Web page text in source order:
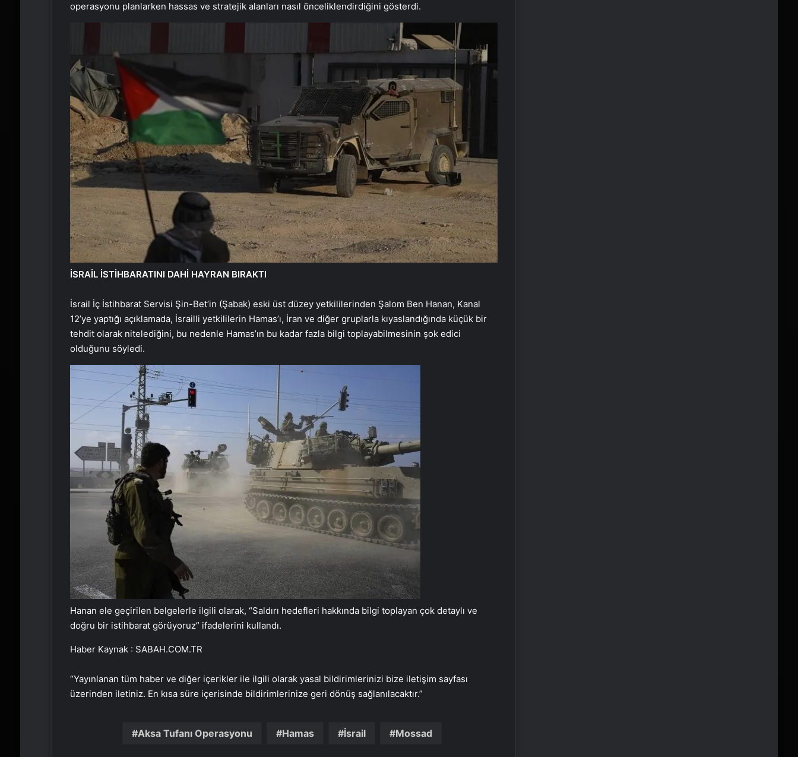
operasyonu planlarken hassas ve stratejik alanları nasıl önceliklendirdiğini gösterdi.
İSRAİL İSTİHBARATINI DAHİ HAYRAN BIRAKTI
İsrail İç İstihbarat Servisi Şin-Bet’in (Şabak) eski üst düzey yetkililerinden Şalom Ben Hanan, Kanal
12’ye yaptığı açıklamada, İsrailli yetkililerin Hamas’ı, İran ve diğer gruplarla kıyaslandığında küçük bir
tehdit olarak nitelediğini, bu nedenle Hamas’ın bu kadar fazla bilgi toplayabilmesinin şok edici
olduğunu söyledi.
Hanan ele geçirilen belgelerle ilgili olarak, “Saldırı hedefleri hakkında bilgi toplayan çok detaylı ve
doğru bir istihbarat görüyoruz” ifadelerini kullandı.
Haber Kaynak : SABAH.COM.TR
“Yayınlanan tüm haber ve diğer içerikler ile ilgili olarak yasal bildirimlerinizi bize iletişim sayfası
üzerinden iletiniz. En kısa süre içerisinde bildirimlerinize geri dönüş sağlanılacaktır.”
Aksa Tufanı Operasyonu Hamas İsrail Mossad
Ücret ve Kesintisiz Burs